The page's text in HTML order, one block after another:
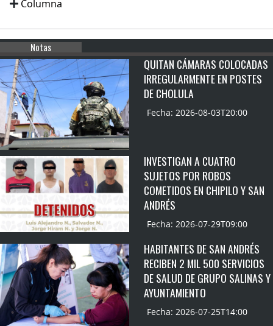
Columna
Notas
QUITAN CÁMARAS COLOCADAS
IRREGULARMENTE EN POSTES
DE CHOLULA
Fecha: 2026-08-03T20:00
INVESTIGAN A CUATRO
SUJETOS POR ROBOS
COMETIDOS EN CHIPILO Y SAN
ANDRÉS
Fecha: 2026-07-29T09:00
HABITANTES DE SAN ANDRÉS
RECIBEN 2 MIL 500 SERVICIOS
DE SALUD DE GRUPO SALINAS Y
AYUNTAMIENTO
Fecha: 2026-07-25T14:00